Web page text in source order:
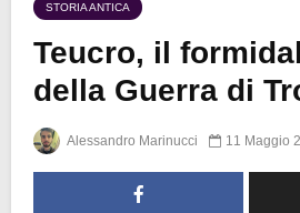
STORIA ANTICA
Teucro, il
della Guerra di
Alessandro Marinucci 11 Maggio